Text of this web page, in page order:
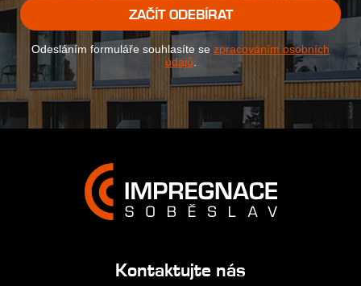
ZAČÍT ODEBÍRAT
Odesláním formuláře souhlasíte se zpracováním osobních
údajů
Kontaktujte nás